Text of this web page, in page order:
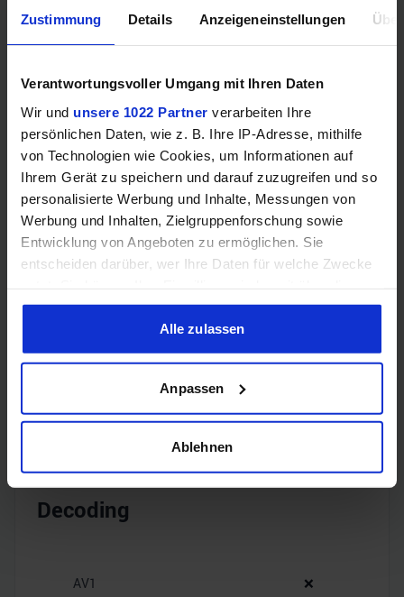
Zustimmung Details Anzeigeneinstellungen
Verantwortungsvoller Umgang mit Ihren Daten
Wir und unsere 1022 Partner verarbeiten Ihre
persönlichen Daten, wie z. B. Ihre IP-Adresse, mithilfe
von Technologien wie Cookies, um Informationen auf
Ihrem Gerät zu speichern und darauf zuzugreifen und so
personalisierte Werbung und Inhalte, Messungen von
Werbung und Inhalten, Zielgruppenforschung sowie
Entwicklung von Angeboten zu ermöglichen. Sie
entscheiden darüber, wer Ihre Daten für welche Zwecke
Cookie-Erklärung oder durch Klicken auf das Privacy
Trigger Symbol ändern oder widerrufen
Informationen über Ihre geografische Lage erfassen,
welche bis auf einige Meter genau sein können
Ihr Gerät durch aktives Scannen nach bestimmten
Erfahren Sie mehr darüber, wie Ihre persönlichen Daten
verarbeitet werden, und legen Sie Ihre Präferenzen im
Alle zulassen
Anpassen
Ablehnen
Videoanschlüsse
DisplayPort –
Encoding
Decoding
AV1 ❌